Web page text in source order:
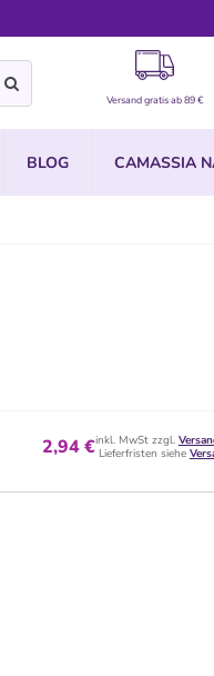
Versand gratis ab 89 €
BLOG CAMASSIA
2,94 €inkl. MwSt zzgl.
Lieferfristen siehe